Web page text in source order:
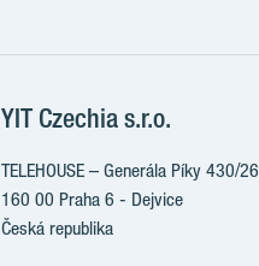
YIT Czechia s.r.o.
TELEHOUSE – Generála Píky 430/26
160 00 Praha 6 - Dejvice
Česká republika